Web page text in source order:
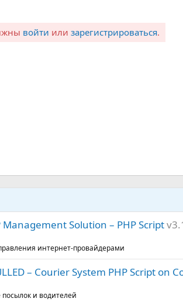
войти или зарегистрироваться.
Solution – PHP Script
интернет-провайдерами
– Courier System PHP Script on
и водителей